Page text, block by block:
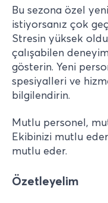
Bu sezona özel
istiyorsanız çok
Stresin yüksek
çalışabilen
gösterin. Yeni
spesiyalleri ve
bilgilendirin.
Mutlu personel,
Ekibinizi mutlu
mutlu eder.
Özetleyelim